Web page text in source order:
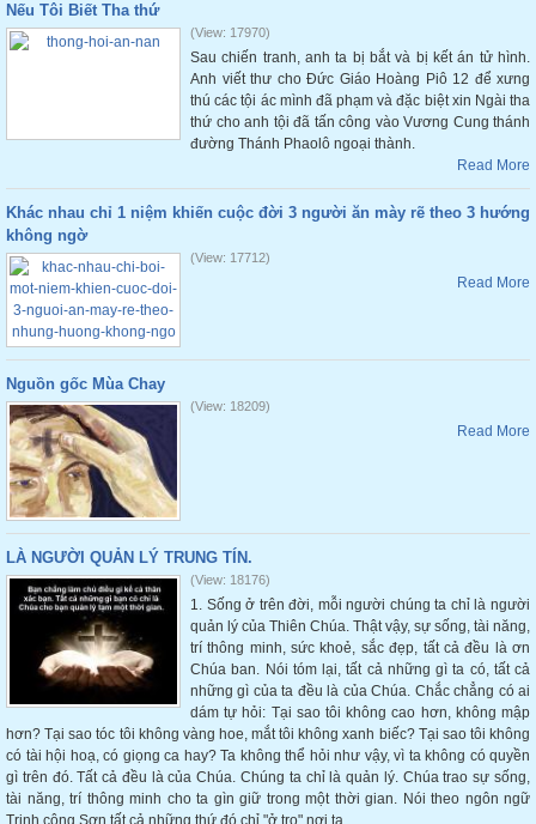
Nếu Tôi Biết Tha thứ
(View: 17970)
Sau chiến tranh, anh ta bị bắt và bị kết án tử hình.
Anh viết thư cho Đức Giáo Hoàng Piô 12 để xưng
thú các tội ác mình đã phạm và đặc biệt xin Ngài tha
thứ cho anh tội đã tấn công vào Vương Cung thánh
đường Thánh Phaolô ngoại thành.
Read More
Khác nhau chỉ 1 niệm khiến cuộc đời 3 người ăn mày rẽ theo 3 hướng
không ngờ
(View: 17712)
Read More
Nguồn gốc Mùa Chay
(View: 18209)
Read More
LÀ NGƯỜI QUẢN LÝ TRUNG TÍN.
(View: 18176)
1. Sống ở trên đời, mỗi người chúng ta chỉ là người
quản lý của Thiên Chúa. Thật vậy, sự sống, tài năng,
trí thông minh, sức khoẻ, sắc đẹp, tất cả đều là ơn
Chúa ban. Nói tóm lại, tất cả những gì ta có, tất cả
những gì của ta đều là của Chúa. Chắc chẳng có ai
dám tự hỏi: Tại sao tôi không cao hơn, không mập
hơn? Tại sao tóc tôi không vàng hoe, mắt tôi không xanh biếc? Tại sao tôi không
có tài hội hoạ, có giọng ca hay? Ta không thể hỏi như vậy, vì ta không có quyền
gì trên đó. Tất cả đều là của Chúa. Chúng ta chỉ là quản lý. Chúa trao sự sống,
tài năng, trí thông minh cho ta gìn giữ trong một thời gian. Nói theo ngôn ngữ
Trịnh công Sơn tất cả những thứ đó chỉ "ở trọ" nơi ta.